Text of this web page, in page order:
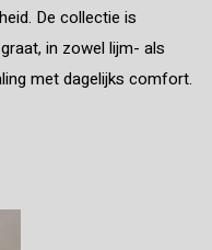
De collectie is
in zowel lijm- als
met dagelijks comfort.